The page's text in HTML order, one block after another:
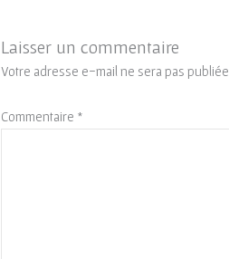
Laisser un commentaire
Votre adresse e-mail ne sera pas publiée.
Commentaire *